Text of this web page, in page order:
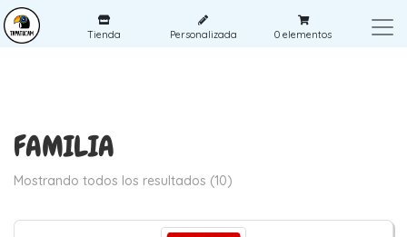
Tienda Personalizada 0 elementos
FAMILIA
Mostrando todos los resultados (10)